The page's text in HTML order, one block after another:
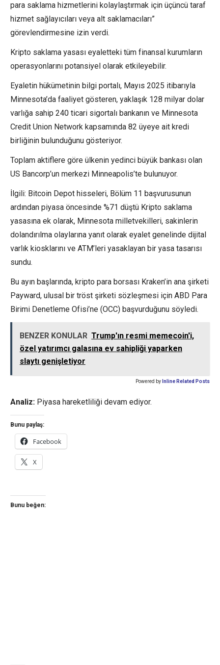
para saklama hizmetlerini kolaylaştırmak için üçüncü taraf
hizmet sağlayıcıları veya alt saklamacıları”
görevlendirmesine izin verdi.
Kripto saklama yasası eyaletteki tüm finansal kurumların
operasyonlarını potansiyel olarak etkileyebilir.
Eyaletin hükümetinin bilgi portalı, Mayıs 2025 itibarıyla
Minnesota’da faaliyet gösteren, yaklaşık 128 milyar dolar
varlığa sahip 240 ticari sigortalı bankanın ve Minnesota
Credit Union Network kapsamında 82 üyeye ait kredi
birliğinin bulunduğunu gösteriyor.
Toplam aktiflere göre ülkenin yedinci büyük bankası olan
US Bancorp’un merkezi Minneapolis’te bulunuyor.
İlgili: Bitcoin Depot hisseleri, Bölüm 11 başvurusunun
ardından piyasa öncesinde %71 düştü Kripto saklama
yasasına ek olarak, Minnesota milletvekilleri, sakinlerin
dolandırılma olaylarına yanıt olarak eyalet genelinde dijital
varlık kiosklarını ve ATM’leri yasaklayan bir yasa tasarısı
sundu.
Bu ayın başlarında, kripto para borsası Kraken’in ana şirketi
Payward, ulusal bir tröst şirketi sözleşmesi için ABD Para
Birimi Denetleme Ofisi’ne (OCC) başvurduğunu söyledi.
BENZER KONULAR Trump'ın resmi memecoin'i,
özel yatırımcı galasına ev sahipliği yaparken
slaytı genişletiyor
Powered by Inline Related Posts
Analiz: Piyasa hareketliliği devam ediyor.
Bunu paylaş:
Facebook
X
Bunu beğen: